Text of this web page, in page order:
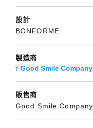
設計
BONFORME
製造商
Good Smile Company
販售商
Good Smile Company